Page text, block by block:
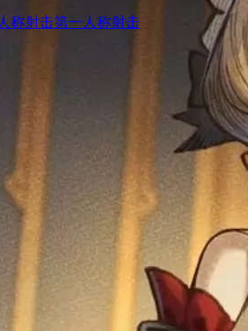
称射击第一人称射击